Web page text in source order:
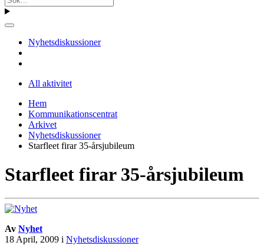
Nyhetsdiskussioner
All aktivitet
Hem
Kommunikationscentrat
Arkivet
Nyhetsdiskussioner
Starfleet firar 35-årsjubileum
Starfleet firar 35-årsjubileum
Av Nyhet
18 April, 2009 i Nyhetsdiskussioner